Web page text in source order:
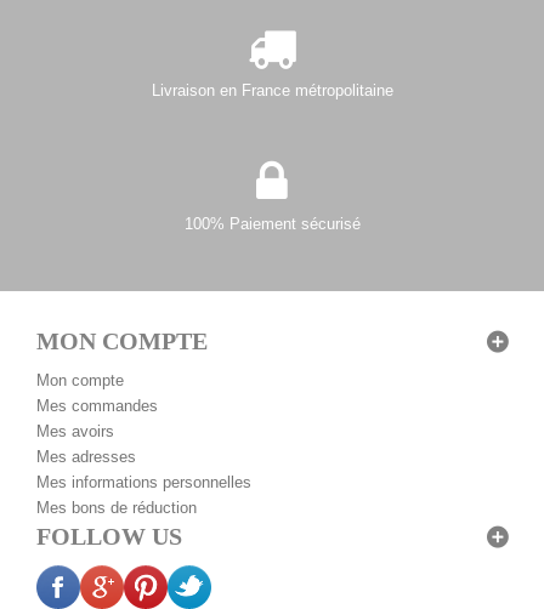
Livraison en France métropolitaine
100% Paiement sécurisé
MON COMPTE
Mon compte
Mes commandes
Mes avoirs
Mes adresses
Mes informations personnelles
Mes bons de réduction
FOLLOW US